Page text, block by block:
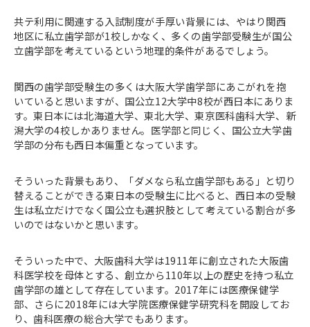
共テ利用に関連する入試制度が手厚い背景には、やはり関西
地区に私立歯学部が1校しかなく、多くの歯学部受験生が国公
立歯学部を考えているという地理的条件があるでしょう。
関西の歯学部受験生の多くは大阪大学歯学部にあこがれを抱
いていると思いますが、国公立12大学中8校が西日本にありま
す。東日本には北海道大学、東北大学、東京医科歯科大学、新
潟大学の4校しかありません。医学部と同じく、国公立大学歯
学部の分布も西日本偏重となっています。
そういった背景もあり、「ダメなら私立歯学部もある」と切り
替えることができる東日本の受験生に比べると、西日本の受験
生は私立だけでなく国公立も選択肢として考えている割合が多
いのではないかと思います。
そういった中で、大阪歯科大学は1911年に創立された大阪歯
科医学校を母体とする、創立から110年以上の歴史を持つ私立
歯学部の雄として存在しています。2017年には医療保健学
部、さらに2018年には大学院医療保健学研究科を開設してお
り、歯科医療の総合大学でもあります。